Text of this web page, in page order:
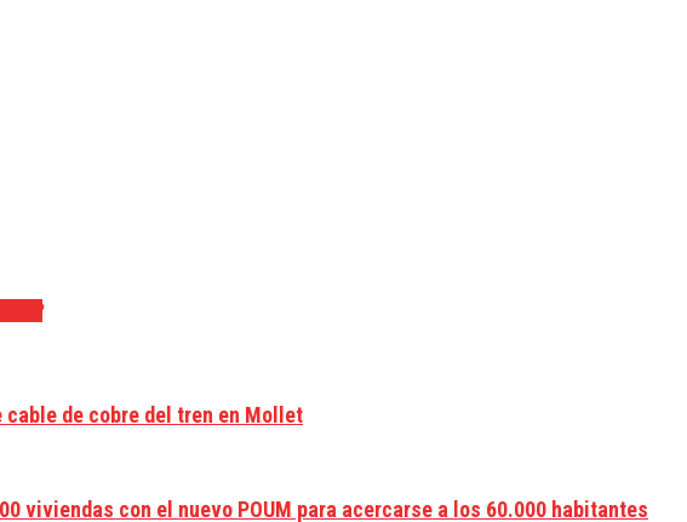
cable de cobre del tren en Mollet
viviendas con el nuevo POUM para acercarse a los 60.000 habitantes